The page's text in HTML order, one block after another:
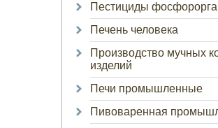
Пестициды
Печень человека
Производство мучных
изделий
Печи промышленные
Пивоваренная